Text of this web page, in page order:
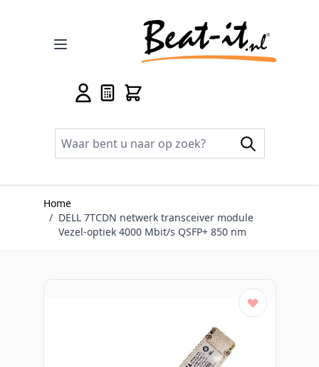
Home
/ DELL 7TCDN netwerk transceiver module
Vezel-optiek 4000 Mbit/s QSFP+ 850 nm